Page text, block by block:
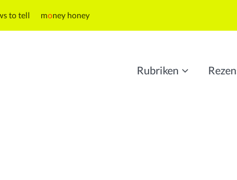
to tell money honey
Rubriken